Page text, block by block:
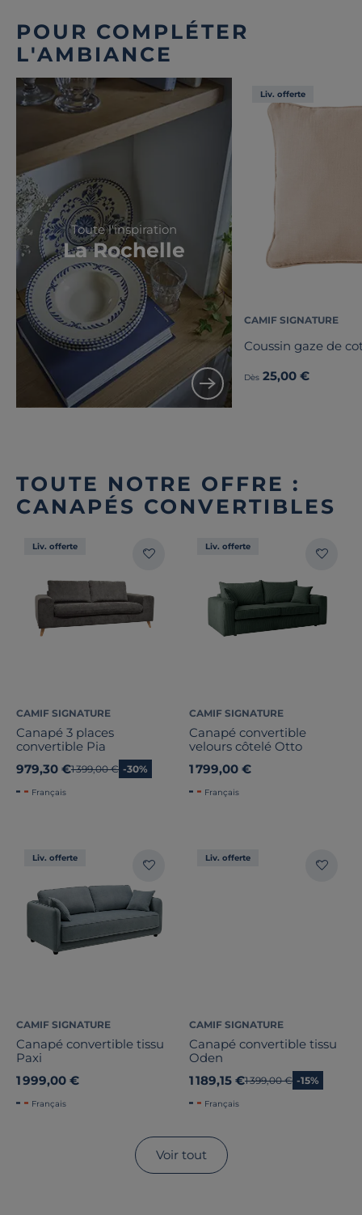
POUR COMPLÉTER
L'AMBIANCE
Toute l'inspiration
La Rochelle
Liv. offerte
CAMIF SIGNATURE
Coussin gaze de
Dès 25,00 €
TOUTE NOTRE OFFRE :
CANAPÉS CONVERTIBLES
Liv. offerte
CAMIF SIGNATURE
Canapé 3 places
convertible Pia
979,30 €Ancien prix
1 399,00 € -30%
Français
Liv. offerte
CAMIF SIGNATURE
Canapé convertible
velours côtelé Otto
1 799,00 €
Français
Liv. offerte
CAMIF SIGNATURE
Canapé convertible tissu
Paxi
1 999,00 €
Français
Liv. offerte
CAMIF SIGNATURE
Canapé convertible tissu
Oden
1 189,15 €Ancien prix
1 399,00 € -15%
Français
Voir tout